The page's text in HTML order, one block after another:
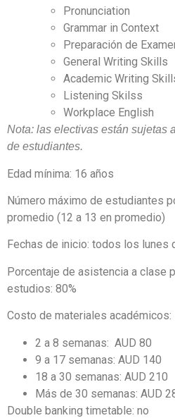
Pronunciation
Grammar in Context
Preparación de
General Writing Skills
Academic Writing
Listening Skilss
Workplace English
Nota: las electivas están sujetas
de estudiantes.
Edad mínima: 16 años
Número máximo de estudiantes
promedio (12 a 13 en promedio)
Fechas de inicio: todos los lunes
Porcentaje de asistencia a clase
estudios: 80%
Costo de materiales académicos:
2 a 8 semanas: AUD 80
9 a 17 semanas: AUD 140
18 a 30 semanas: AUD 210
Más de 30 semanas: AUD
Double banking timetable: no